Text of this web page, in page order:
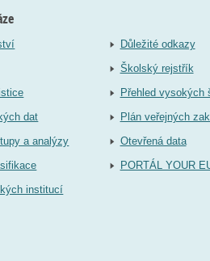
dat
a analýzy
institucí
Důležité odkazy
Školský rejstřík
Přehled vysokých
Plán veřejných
Otevřená data
PORTÁL YOUR